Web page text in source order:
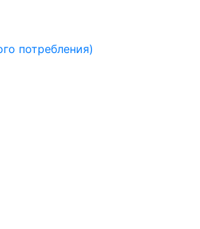
потребления)